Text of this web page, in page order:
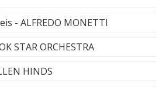
- ALFREDO MONETTI
STAR ORCHESTRA
HINDS